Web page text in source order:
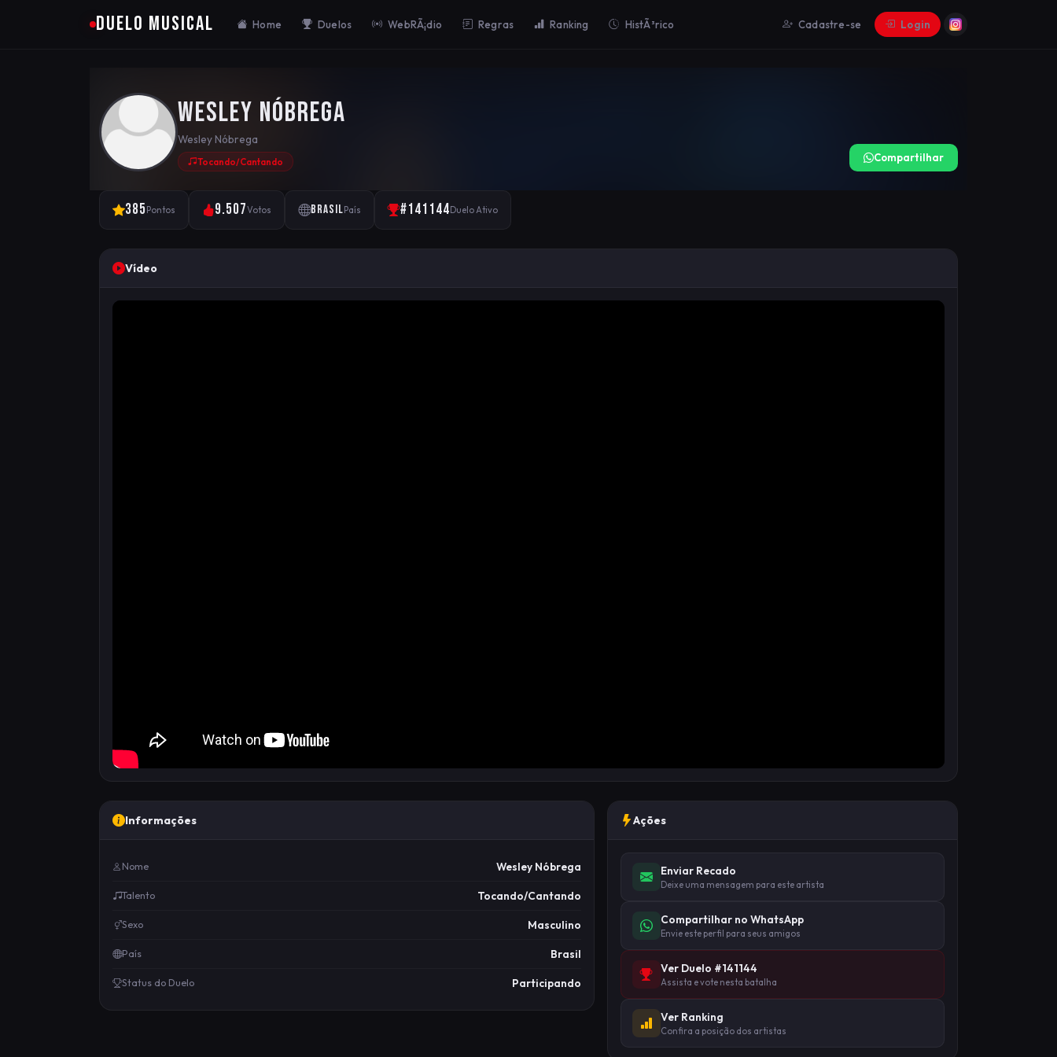
DUELO MUSICAL Home Duelos WebRÃ¡dio Regras Ranking HistÃ³rico Cadastre-se Login
Wesley Nóbrega
Wesley Nóbrega
Tocando/Cantando Compartilhar
385 Pontos 9.507Votos Brasil País #141144 Duelo Ativo
Vídeo
Informações
Nome Wesley Nóbrega
Talento Tocando/Cantando
Sexo Masculino
País Brasil
Status do Duelo Participando
Ações
Enviar Recado
Deixe uma mensagem para este artista
Compartilhar no WhatsApp
Envie este perfil para seus amigos
Ver Duelo #141144
Assista e vote nesta batalha
Ver Ranking
Confira a posição dos artistas